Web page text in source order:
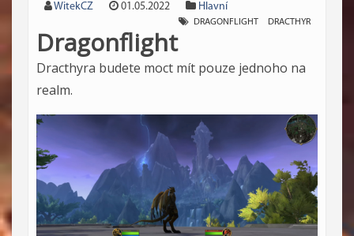
WitekCZ 01.05.2022 Hlavní
DRAGONFLIGHT DRACTHYR
Dragonflight
Dracthyra budete moct mít pouze jednoho na
realm.